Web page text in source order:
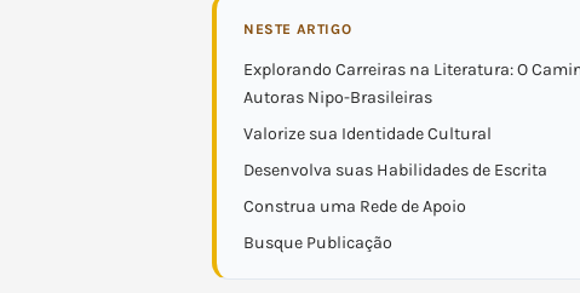
NESTE ARTIGO
Explorando Carreiras na Literatura: O
Autoras Nipo-Brasileiras
Valorize sua Identidade Cultural
Desenvolva suas Habilidades de Escrita
Construa uma Rede de Apoio
Busque Publicação